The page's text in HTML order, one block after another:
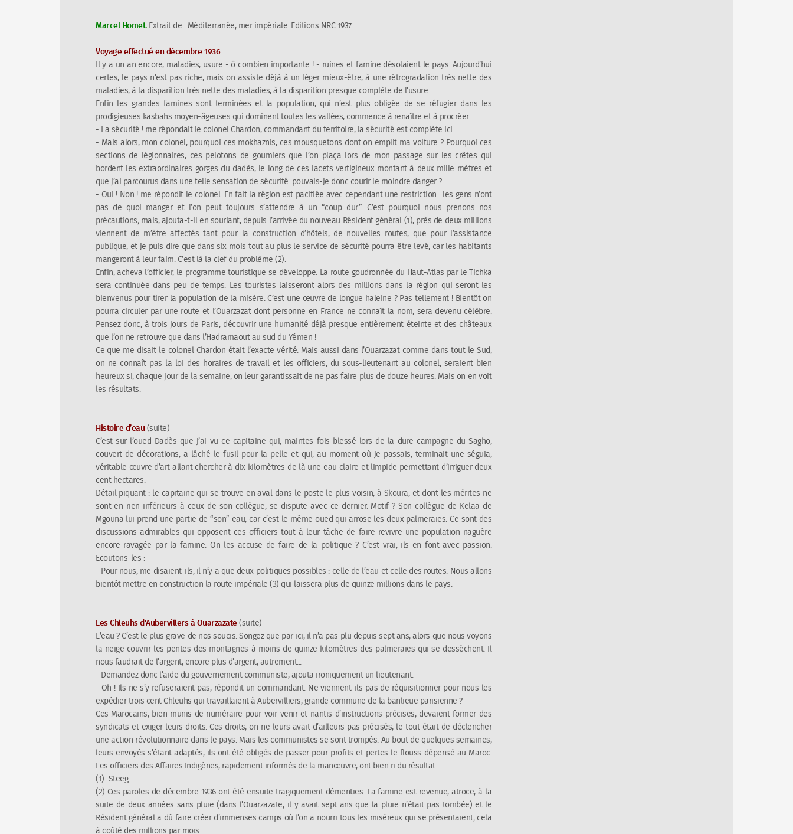
Marcel Homet.Extrait de :Méditerranée, mer impériale. Editions NRC 1937
Voyage effectué en décembre 1936
Il y a un an encore, maladies, usure - ô combien importante ! - ruines et famine désolaient le pays. Aujourd’hui
certes, le pays n’est pas riche, mais on assiste déjà à un léger mieux-être, à une rétrogradation très nette des
maladies, à la disparition très nette des maladies, à la disparition presque complète de l’usure.
Enfin les grandes famines sont terminées et la population, qui n’est plus obligée de se réfugier dans les
prodigieuses kasbahs moyen-âgeuses qui dominent toutes les vallées, commence à renaître et à procréer.
- La sécurité ! me répondait le colonel Chardon, commandant du territoire, la sécurité est complète ici.
- Mais alors, mon colonel, pourquoi ces mokhaznis, ces mousquetons dont on emplit ma voiture ? Pourquoi ces
sections de légionnaires, ces pelotons de goumiers que l’on plaça lors de mon passage sur les crêtes qui
bordent les extraordinaires gorges du dadès, le long de ces lacets vertigineux montant à deux mille mètres et
que j’ai parcourus dans une telle sensation de sécurité. pouvais-je donc courir le moindre danger ?
- Oui ! Non ! me répondit le colonel. En fait la région est pacifiée avec cependant une restriction : les gens n’ont
pas de quoi manger et l’on peut toujours s’attendre à un “coup dur”. C’est pourquoi nous prenons nos
précautions; mais, ajouta-t-il en souriant, depuis l’arrivée du nouveau Résident général (1), près de deux millions
viennent de m’être affectés tant pour la construction d’hôtels, de nouvelles routes, que pour l’assistance
publique, et je puis dire que dans six mois tout au plus le service de sécurité pourra être levé, car les habitants
mangeront à leur faim. C’est là la clef du problème (2).
Enfin, acheva l’officier, le programme touristique se développe. La route goudronnée du Haut-Atlas par le Tichka
sera continuée dans peu de temps. Les touristes laisseront alors des millions dans la région qui seront les
bienvenus pour tirer la population de la misère. C’est une œuvre de longue haleine ? Pas tellement ! Bientôt on
pourra circuler par une route et l’Ouarzazat dont personne en France ne connaît la nom, sera devenu célèbre.
Pensez donc, à trois jours de Paris, découvrir une humanité déjà presque entièrement éteinte et des châteaux
que l’on ne retrouve que dans l’Hadramaout au sud du Yémen !
Ce que me disait le colonel Chardon était l’exacte vérité. Mais aussi dans l’Ouarzazat comme dans tout le Sud,
on ne connaît pas la loi des horaires de travail et les officiers, du sous-lieutenant au colonel, seraient bien
heureux si, chaque jour de la semaine, on leur garantissait de ne pas faire plus de douze heures. Mais on en voit
les résultats.
Histoire d’eau(suite)
C’est sur l’oued Dadès que j’ai vu ce capitaine qui, maintes fois blessé lors de la dure campagne du Sagho,
couvert de décorations, a lâché le fusil pour la pelle et qui, au moment où je passais, terminait une séguia,
véritable œuvre d’art allant chercher à dix kilomètres de là une eau claire et limpide permettant d’irriguer deux
cent hectares.
Détail piquant : le capitaine qui se trouve en aval dans le poste le plus voisin, à Skoura, et dont les mérites ne
sont en rien inférieurs à ceux de son collègue, se dispute avec ce dernier. Motif ? Son collègue de Kelaa de
Mgouna lui prend une partie de “son” eau, car c’est le même oued qui arrose les deux palmeraies. Ce sont des
discussions admirables qui opposent ces officiers tout à leur tâche de faire revivre une population naguère
encore ravagée par la famine. On les accuse de faire de la politique ? C’est vrai, ils en font avec passion.
Ecoutons-les :
- Pour nous, me disaient-ils, il n’y a que deux politiques possibles : celle de l’eau et celle des routes. Nous allons
bientôt mettre en construction la route impériale (3) qui laissera plus de quinze millions dans le pays.
Les Chleuhs d'Aubervillers à Ouarzazate(suite)
L’eau ? C’est le plus grave de nos soucis. Songez que par ici, il n’a pas plu depuis sept ans, alors que nous voyons
la neige couvrir les pentes des montagnes à moins de quinze kilomètres des palmeraies qui se dessèchent. Il
nous faudrait de l’argent, encore plus d’argent, autrement...
- Demandez donc l’aide du gouvernement communiste, ajouta ironiquement un lieutenant.
- Oh ! Ils ne s’y refuseraient pas, répondit un commandant. Ne viennent-ils pas de réquisitionner pour nous les
expédier trois cent Chleuhs qui travaillaient à Aubervilliers, grande commune de la banlieue parisienne ?
Ces Marocains, bien munis de numéraire pour voir venir et nantis d’instructions précises, devaient former des
syndicats et exiger leurs droits. Ces droits, on ne leurs avait d’ailleurs pas précisés, le tout était de déclencher
une action révolutionnaire dans le pays. Mais les communistes se sont trompés. Au bout de quelques semaines,
leurs envoyés s’étant adaptés, ils ont été obligés de passer pour profits et pertes le flouss dépensé au Maroc.
Les officiers des Affaires Indigènes, rapidement informés de la manœuvre, ont bien ri du résultat...
(1) Steeg
(2) Ces paroles de décembre 1936 ont été ensuite tragiquement démenties. La famine est revenue, atroce, à la
suite de deux années sans pluie (dans l’Ouarzazate, il y avait sept ans que la pluie n’était pas tombée) et le
Résident général a dû faire créer d’immenses camps où l’on a nourri tous les miséreux qui se présentaient; cela
à coûté des millions par mois.